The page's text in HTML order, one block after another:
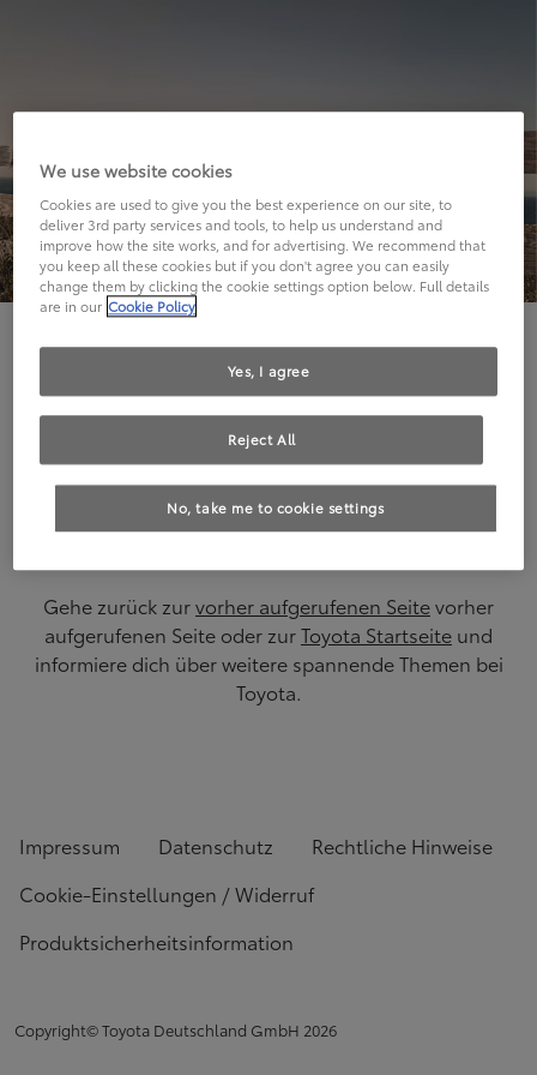
Hier geht's leider nicht weiter.
Die angeforderte Seite kann leider nicht gefunden
werden.
Gehe zurück zurvorher aufgerufenen Seitevorher
aufgerufenen Seite oder zurToyota Startseite und
informiere dich über weitere spannende Themen bei
Toyota.
Impressum Datenschutz
Rechtliche Hinweise
Cookie-Einstellungen / Widerruf
Produktsicherheitsinformation
Copyright© Toyota Deutschland GmbH 2026
We use website cookies
Cookies are used to give you the best experience on our site, to
deliver 3rd party services and tools, to help us understand and
improve how the site works, and for advertising. We recommend that
you keep all these cookies but if you don't agree you can easily
change them by clicking the cookie settings option below. Full details
are in our Cookie Policy
No, take me to cookie settings
Reject All
Yes, I agree